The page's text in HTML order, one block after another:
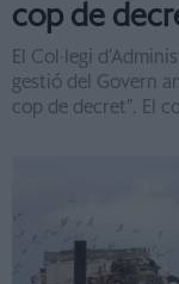
cop de
El Col·legi
gestió del Govern
cop de decret”. El